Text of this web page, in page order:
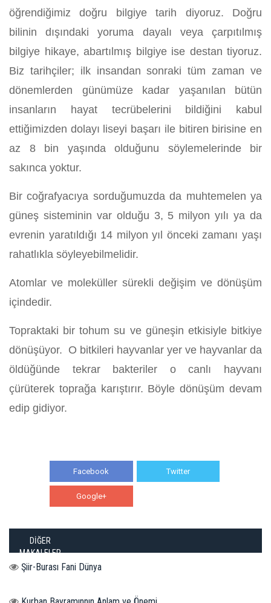
öğrendiğimiz doğru bilgiye tarih diyoruz. Doğru
bilinin dışındaki yoruma dayalı veya çarpıtılmış
bilgiye hikaye, abartılmış bilgiye ise destan tiyoruz.
Biz tarihçiler; ilk insandan sonraki tüm zaman ve
dönemlerden günümüze kadar yaşanılan bütün
insanların hayat tecrübelerini bildiğini kabul
ettiğimizden dolayı liseyi başarı ile bitiren birisine en
az 8 bin yaşında olduğunu söylemelerinde bir
sakınca yoktur.
Bir coğrafyacıya sorduğumuzda da muhtemelen ya
güneş sisteminin var olduğu 3, 5 milyon yılı ya da
evrenin yaratıldığı 14 milyon yıl önceki zamanı yaşı
rahatlıkla söyleyebilmelidir.
Atomlar ve moleküller sürekli değişim ve dönüşüm
içindedir.
Topraktaki bir tohum su ve güneşin etkisiyle bitkiye
dönüşüyor. O bitkileri hayvanlar yer ve hayvanlar da
öldüğünde tekrar bakteriler o canlı hayvanı
çürüterek toprağa karıştırır. Böyle dönüşüm devam
edip gidiyor.
Facebook Twitter
Google+
DİĞER
MAKALELER
Şiir-Burası Fani Dünya